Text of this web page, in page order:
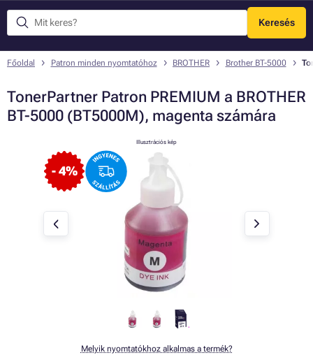
Keresés
Menü
Főoldal Patron minden nyomtatóhoz BROTHER Brother BT-5000
TonerPartner Patron PREMIUM a BROTHER
BT-5000 (BT5000M), magenta számára
- 4%
Illusztrációs kép
Melyik nyomtatókhoz alkalmas a termék?